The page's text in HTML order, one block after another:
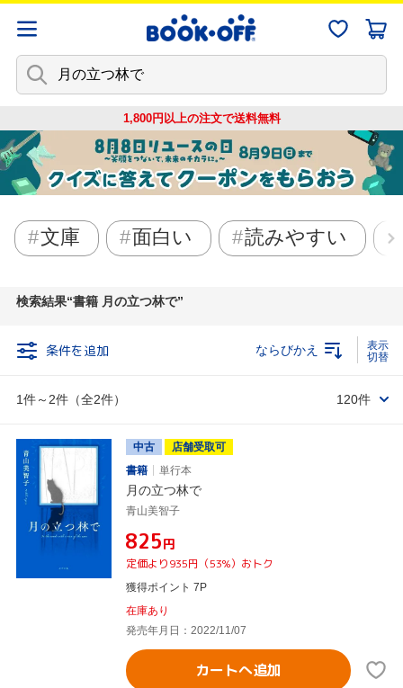
1,800円以上の注文で送料無料
文庫 面白い 読みやすい
検索結果 書籍 月の立つ林で
条件を追加
1件～2件（全2件）
ならびかえ
120件
中古
店舗受取可
書籍
単行本
月の立つ林で
青山美智子
¥825円
定価より935円（53%）おトク
獲得ポイント 7P
在庫あり
発売年月日：2022/11/07
カートへ追加